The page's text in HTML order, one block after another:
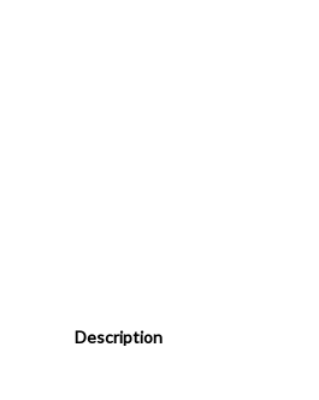
Description